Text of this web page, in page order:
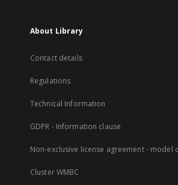
About Library
Contact details
Regulations
Technical Information
GDPR - Information clause
Non-exclusive license agreement - model
Cluster WMBC